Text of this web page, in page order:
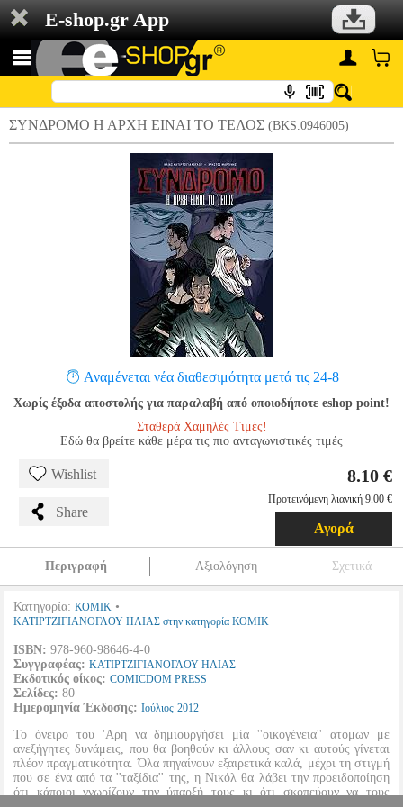
E-shop.gr App
ΣΥΝΔΡΟΜΟ Η ΑΡΧΗ ΕΙΝΑΙ ΤΟ ΤΕΛΟΣ (BKS.0946005)
Αναμένεται νέα διαθεσιμότητα μετά τις 24-8
Χωρίς έξοδα αποστολής για παραλαβή από οποιοδήποτε eshop point!
Σταθερά Χαμηλές Τιμές!
Εδώ θα βρείτε κάθε μέρα τις πιο ανταγωνιστικές τιμές
Wishlist
Share
8.10 €
Προτεινόμενη λιανική 9.00 €
Αγορά
Περιγραφή Αξιολόγηση Σχετικά
Κατηγορία: ΚΟΜΙΚ •
ΚΑΤΙΡΤΖΙΓΙΑΝΟΓΛΟΥ ΗΛΙΑΣ στην κατηγορία ΚΟΜΙΚ
ISBN: 978-960-98646-4-0
Συγγραφέας: ΚΑΤΙΡΤΖΙΓΙΑΝΟΓΛΟΥ ΗΛΙΑΣ
Εκδοτικός οίκος: COMICDOM PRESS
Σελίδες: 80
Ημερομηνία Έκδοσης: Ιούλιος 2012
Το όνειρο του 'Αρη να δημιουργήσει μία ''οικογένεια'' ατόμων με
ανεξήγητες δυνάμεις, που θα βοηθούν κι άλλους σαν κι αυτούς γίνεται
πλέον πραγματικότητα. Όλα πηγαίνουν εξαιρετικά καλά, μέχρι τη στιγμή
που σε ένα από τα ''ταξίδια'' της, η Νικόλ θα λάβει την προειδοποίηση
ότι κάποιοι γνωρίζουν την ύπαρξή τους κι ότι σκοπεύουν να τους